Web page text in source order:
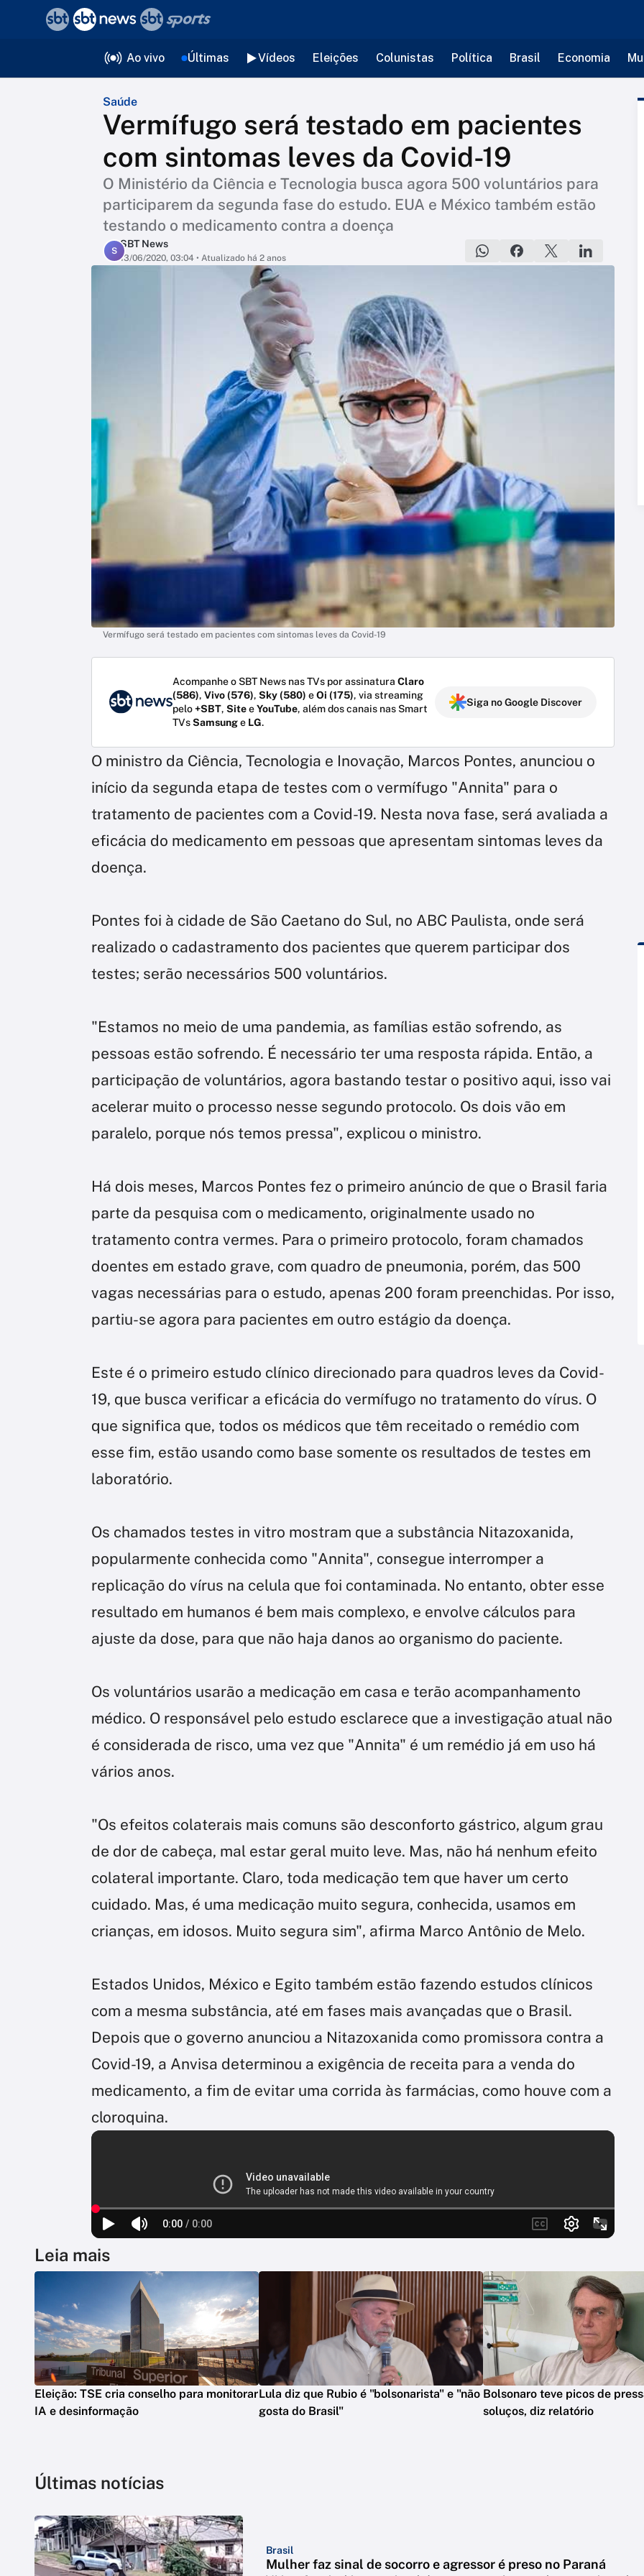
Ao vivo Últimas Vídeos Eleições Colunistas Política Brasil Economia
Saúde
Vermífugo será testado em pacientes
com sintomas leves da Covid-19
O Ministério da Ciência e Tecnologia busca agora 500 voluntários para
participarem da segunda fase do estudo. EUA e México também estão
testando o medicamento contra a doença
S
SBT News
13/06/2020, 03:04 • Atualizado há 2 anos
Vermífugo será testado em pacientes com sintomas leves da Covid-19
Acompanhe o SBT News nas TVs por assinatura Claro
(586), Vivo (576), Sky (580) eOi (175), via streaming
pelo+SBT, SiteeYouTube, além dos canais nas Smart
TVsSamsunge LG.
Siga no Google Discover
O ministro da Ciência, Tecnologia e Inovação, Marcos Pontes, anunciou o
início da segunda etapa de testes com o vermífugo "Annita" para o
tratamento de pacientes com a Covid-19. Nesta nova fase, será avaliada a
eficácia do medicamento em pessoas que apresentam sintomas leves da
doença.
Pontes foi à cidade de São Caetano do Sul, no ABC Paulista, onde será
realizado o cadastramento dos pacientes que querem participar dos
testes; serão necessários 500 voluntários.
"Estamos no meio de uma pandemia, as famílias estão sofrendo, as
pessoas estão sofrendo. É necessário ter uma resposta rápida. Então, a
participação de voluntários, agora bastando testar o positivo aqui, isso vai
acelerar muito o processo nesse segundo protocolo. Os dois vão em
paralelo, porque nós temos pressa", explicou o ministro.
Há dois meses, Marcos Pontes fez o primeiro anúncio de que o Brasil faria
parte da pesquisa com o medicamento, originalmente usado no
tratamento contra vermes. Para o primeiro protocolo, foram chamados
doentes em estado grave, com quadro de pneumonia, porém, das 500
vagas necessárias para o estudo, apenas 200 foram preenchidas. Por isso,
partiu-se agora para pacientes em outro estágio da doença.
Este é o primeiro estudo clínico direcionado para quadros leves da Covid-
19, que busca verificar a eficácia do vermífugo no tratamento do vírus. O
que significa que, todos os médicos que têm receitado o remédio com
esse fim, estão usando como base somente os resultados de testes em
laboratório.
Os chamados testes in vitro mostram que a substância Nitazoxanida,
popularmente conhecida como "Annita", consegue interromper a
replicação do vírus na celula que foi contaminada. No entanto, obter esse
resultado em humanos é bem mais complexo, e envolve cálculos para
ajuste da dose, para que não haja danos ao organismo do paciente.
Os voluntários usarão a medicação em casa e terão acompanhamento
médico. O responsável pelo estudo esclarece que a investigação atual não
é considerada de risco, uma vez que "Annita" é um remédio já em uso há
vários anos.
"Os efeitos colaterais mais comuns são desconforto gástrico, algum grau
de dor de cabeça, mal estar geral muito leve. Mas, não há nenhum efeito
colateral importante. Claro, toda medicação tem que haver um certo
cuidado. Mas, é uma medicação muito segura, conhecida, usamos em
crianças, em idosos. Muito segura sim", afirma Marco Antônio de Melo.
Estados Unidos, México e Egito também estão fazendo estudos clínicos
com a mesma substância, até em fases mais avançadas que o Brasil.
Depois que o governo anunciou a Nitazoxanida como promissora contra a
Covid-19, a Anvisa determinou a exigência de receita para a venda do
medicamento, a fim de evitar uma corrida às farmácias, como houve com a
cloroquina.
Leia mais
Eleição: TSE cria conselho para monitorar
IA e desinformação
Lula diz que Rubio é "bolsonarista" e "não
gosta do Brasil"
Bolsonaro teve picos de
soluços, diz relatório
Últimas notícias
Brasil
Mulher faz sinal de socorro e agressor é preso no Paraná
voltar
Editorias